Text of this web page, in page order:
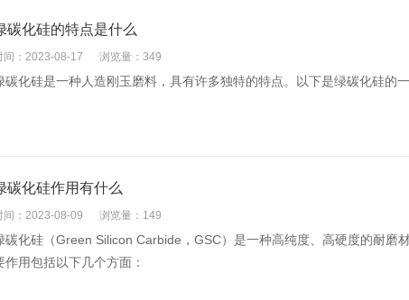
碳化硅的特点是什么
间：2023-08-17 浏览量：349
碳化硅是一种人造刚玉磨料，具有许多独特的特点。以下是绿碳化硅的一
碳化硅作用有什么
间：2023-08-09 浏览量：149
碳化硅（Green Silicon Carbide，GSC）是一种高纯度、高硬度的耐磨
作用包括以下几个方面：